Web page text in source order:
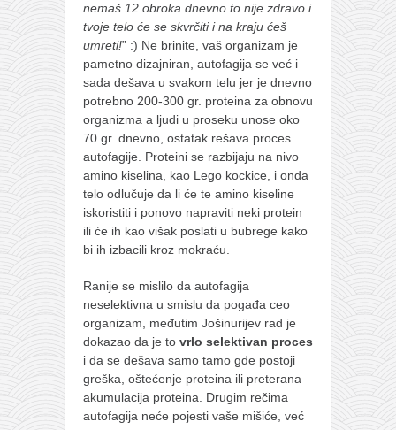
nemaš 12 obroka dnevno to nije zdravo i
tvoje telo će se skvrčiti i na kraju ćeš
umreti!” :) Ne brinite, vaš organizam je
pametno dizajniran, autofagija se već i
sada dešava u svakom telu jer je dnevno
potrebno 200-300 gr. proteina za obnovu
organizma a ljudi u proseku unose oko
70 gr. dnevno, ostatak rešava proces
autofagije. Proteini se razbijaju na nivo
amino kiselina, kao Lego kockice, i onda
telo odlučuje da li će te amino kiseline
iskoristiti i ponovo napraviti neki protein
ili će ih kao višak poslati u bubrege kako
bi ih izbacili kroz mokraću.
Ranije se mislilo da autofagija
neselektivna u smislu da pogađa ceo
organizam, međutim Jošinurijev rad je
dokazao da je to vrlo selektivan proces
i da se dešava samo tamo gde postoji
greška, oštećenje proteina ili preterana
akumulacija proteina. Drugim rečima
autofagija neće pojesti vaše mišiće, već